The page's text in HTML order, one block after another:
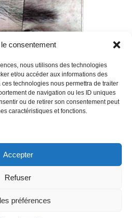
consentement
nous utilisons des technologies
et/ou accéder aux informations des
technologies nous permettra de traiter
de navigation ou les ID uniques
ou de retirer son consentement peut
caractéristiques et fonctions.
Accepter
Refuser
préférences